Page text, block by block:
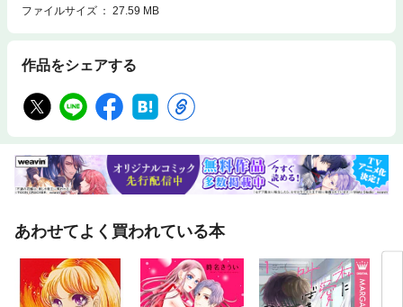
ファイルサイズ
27.59 MB
作品をシェアする
あわせてよく買われている本